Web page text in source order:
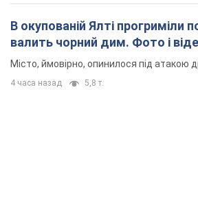
В окупованій Ялті прогриміли
валить чорний дим. Фото і
Місто, ймовірно, опинилося під атакою
4 часа назад 5,8 т.